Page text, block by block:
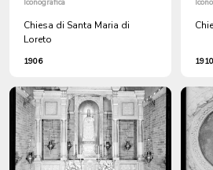
Iconografica
Chiesa di Santa Maria di
Loreto
1906